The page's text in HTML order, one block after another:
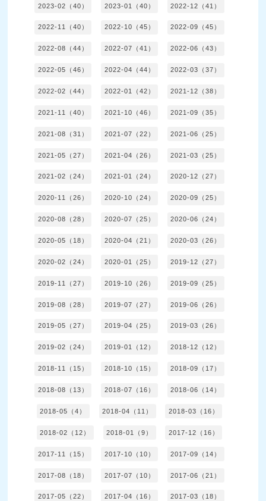
2023-02（40） 2023-01（40） 2022-12（41）
2022-11（40） 2022-10（45） 2022-09（45）
2022-08（44） 2022-07（41） 2022-06（43）
2022-05（46） 2022-04（44） 2022-03（37）
2022-02（44） 2022-01（42） 2021-12（38）
2021-11（40） 2021-10（46） 2021-09（35）
2021-08（31） 2021-07（22） 2021-06（25）
2021-05（27） 2021-04（26） 2021-03（25）
2021-02（24） 2021-01（24） 2020-12（27）
2020-11（26） 2020-10（24） 2020-09（25）
2020-08（28） 2020-07（25） 2020-06（24）
2020-05（18） 2020-04（21） 2020-03（26）
2020-02（24） 2020-01（25） 2019-12（27）
2019-11（27） 2019-10（26） 2019-09（25）
2019-08（28） 2019-07（27） 2019-06（26）
2019-05（27） 2019-04（25） 2019-03（26）
2019-02（24） 2019-01（12） 2018-12（12）
2018-11（15） 2018-10（15） 2018-09（17）
2018-08（13） 2018-07（16） 2018-06（14）
2018-05（4） 2018-04（11） 2018-03（16）
2018-02（12） 2018-01（9） 2017-12（16）
2017-11（15） 2017-10（10） 2017-09（14）
2017-08（18） 2017-07（10） 2017-06（21）
2017-05（22） 2017-04（16） 2017-03（18）